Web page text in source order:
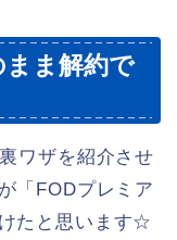
ま解約で
ワザを紹介させ
「FODプレミア
たと思います☆